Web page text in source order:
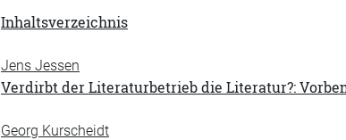
Inhaltsverzeichnis
Jens Jessen
Verdirbt der Literaturbetrieb die Literatur?:
Georg Kurscheidt